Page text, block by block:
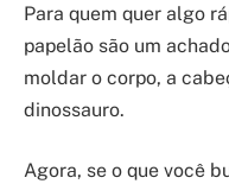
Para quem quer algo
papelão são um
moldar o corpo, a
dinossauro.
Agora, se o que você